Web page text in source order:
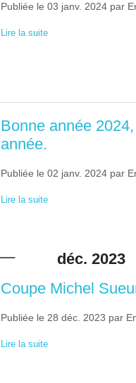
Publiée le 03 janv. 2024par
Lire la suite
Bonne année
année.
Publiée le 02 janv. 2024par
Lire la suite
déc. 2023
Coupe Michel
Publiée le 28 déc. 2023 par
Lire la suite